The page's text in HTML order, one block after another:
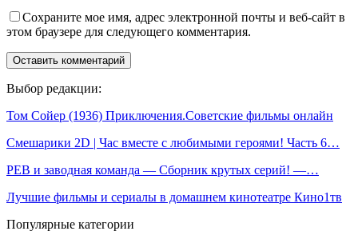
Сохраните мое имя, адрес электронной почты и веб-сайт в
этом браузере для следующего комментария.
Выбор редакции:
Том Сойер (1936) Приключения.Советские фильмы онлайн
Смешарики 2D | Час вместе с любимыми героями! Часть 6…
РЕВ и заводная команда — Сборник крутых серий! —…
Лучшие фильмы и сериалы в домашнем кинотеатре Кино1тв
Популярные категории